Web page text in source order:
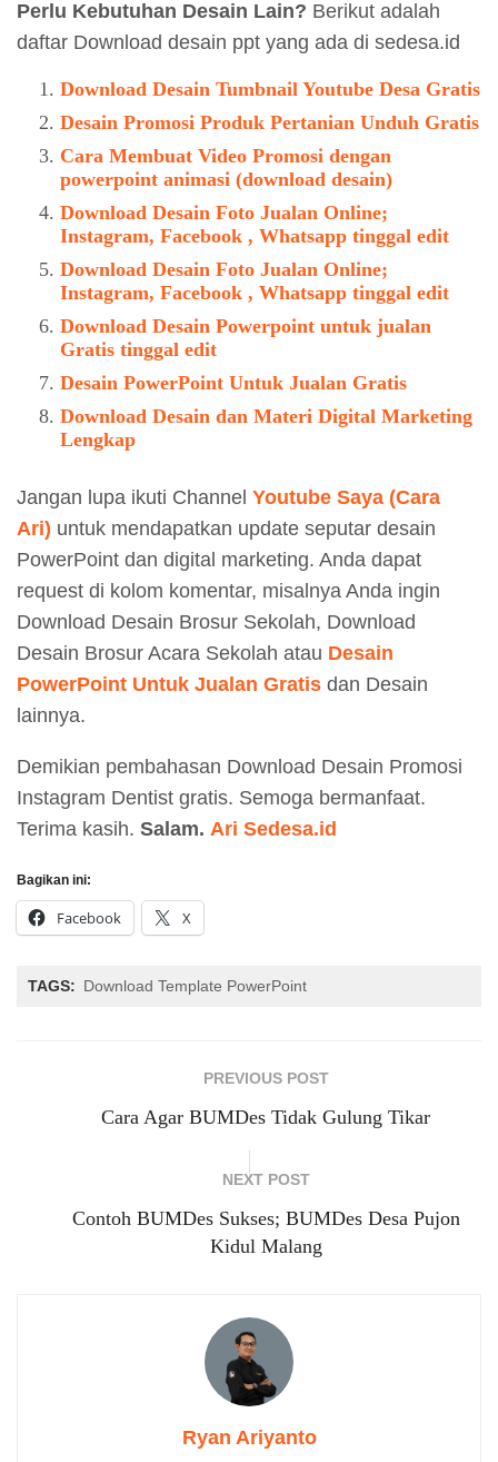
Perlu Kebutuhan Desain Lain? Berikut adalah
daftar Download desain ppt yang ada di sedesa.id
Download Desain Tumbnail Youtube Desa Gratis
Desain Promosi Produk Pertanian Unduh Gratis
Cara Membuat Video Promosi dengan
powerpoint animasi (download desain)
Download Desain Foto Jualan Online;
Instagram, Facebook , Whatsapp tinggal edit
Download Desain Foto Jualan Online;
Instagram, Facebook , Whatsapp tinggal edit
Download Desain Powerpoint untuk jualan
Gratis tinggal edit
Desain PowerPoint Untuk Jualan Gratis
Download Desain dan Materi Digital Marketing
Lengkap
Jangan lupa ikuti Channel Youtube Saya (Cara
Ari) untuk mendapatkan update seputar desain
PowerPoint dan digital marketing. Anda dapat
request di kolom komentar, misalnya Anda ingin
Download Desain Brosur Sekolah, Download
Desain Brosur Acara Sekolah atau Desain
PowerPoint Untuk Jualan Gratis dan Desain
lainnya.
Demikian pembahasan Download Desain Promosi
Instagram Dentist gratis. Semoga bermanfaat.
Terima kasih. Salam. Ari Sedesa.id
Bagikan ini:
Facebook X
TAGS: Download Template PowerPoint
PREVIOUS POST
Cara Agar BUMDes Tidak Gulung Tikar
NEXT POST
Contoh BUMDes Sukses; BUMDes Desa Pujon
Kidul Malang
Ryan Ariyanto